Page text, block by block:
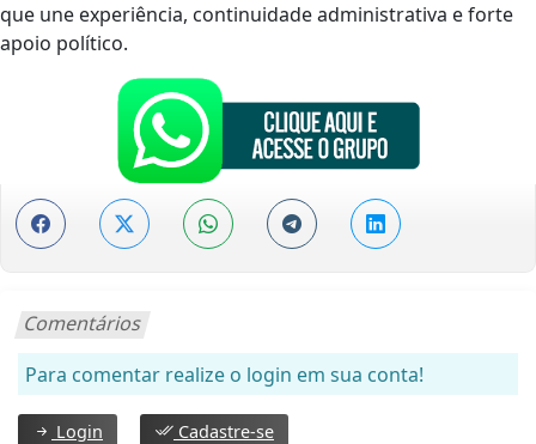
que une experiência, continuidade administrativa e forte
apoio político.
Comentários
Para comentar realize o login em sua conta!
Login Cadastre-se